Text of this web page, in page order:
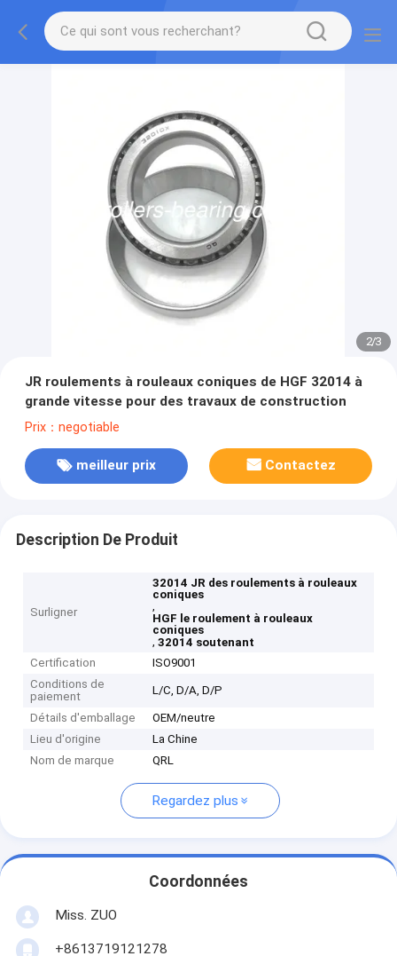
2/3
JR roulements à rouleaux coniques de HGF 32014 à
grande vitesse pour des travaux de construction
Prix：negotiable
meilleur prix Contactez
Description De Produit
Surligner
32014 JR des roulements à rouleaux
coniques
,
HGF le roulement à rouleaux
coniques
,32014 soutenant
Certification
ISO9001
Conditions de
paiement
L/C, D/A, D/P
Détails d'emballage
OEM/neutre
Lieu d'origine
La Chine
Nom de marque
QRL
Regardez plus
Coordonnées
Miss. ZUO
+8613719121278